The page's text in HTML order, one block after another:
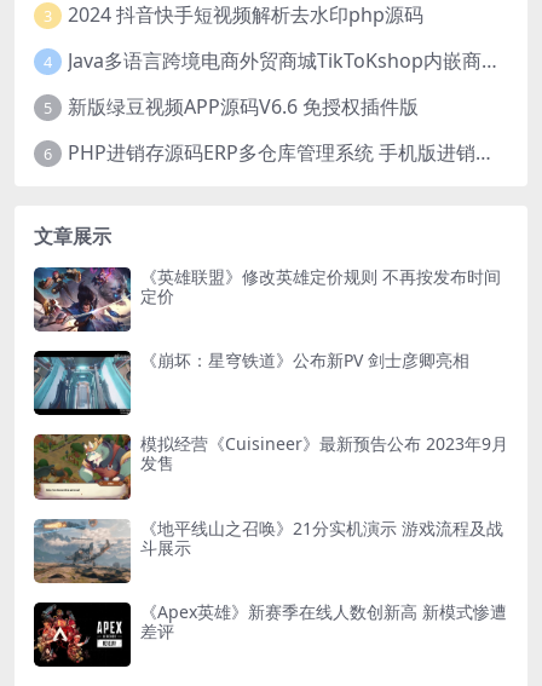
3 2024 抖音快手短视频解析去水印php源码
4 Java多语言跨境电商外贸商城TikToKshop内嵌商城I商家入驻I一键铺
5 新版绿豆视频APP源码V6.6 免授权插件版
6 PHP进销存源码ERP多仓库管理系统 手机版进销存 php网络版进销存小程序
文章展示
《英雄联盟》修改英雄定价规则 不再按发布时间
定价
《崩坏：星穹铁道》公布新PV 剑士彦卿亮相
模拟经营《Cuisineer》最新预告公布 2023年9月
发售
《地平线山之召唤》21分实机演示 游戏流程及战
斗展示
《Apex英雄》新赛季在线人数创新高 新模式惨遭
差评